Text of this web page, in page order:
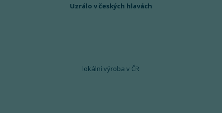
Uzrálo v českých hlavách
lokální výroba v ČR